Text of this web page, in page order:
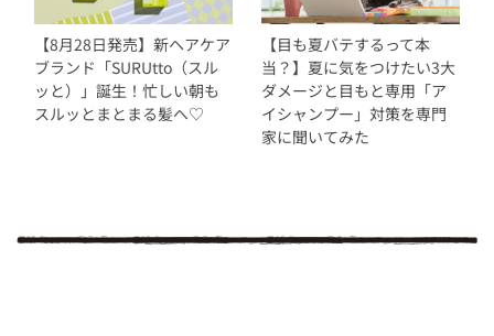
【8月28日発売】新ヘアケア
ブランド「SURUtto（スル
ッと）」誕生！忙しい朝も
スルッとまとまる髪へ♡
【目も夏バテするって本
当？】夏に気をつけたい3大
ダメージと目もと専用「ア
イシャンプー」対策を専門
家に聞いてみた